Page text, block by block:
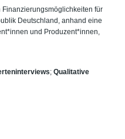
Finanzierungsmöglichkeiten für
Deutschland, anhand eine
und Produzent*innen,
; Qualitative